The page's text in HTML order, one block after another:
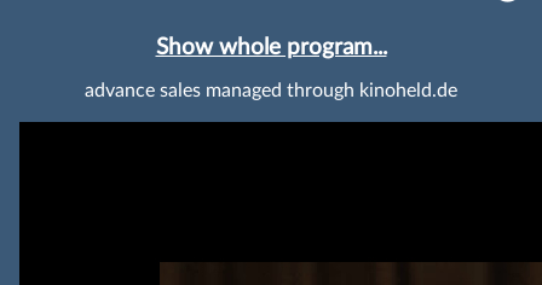
Show whole program...
advance sales managed through kinoheld.de